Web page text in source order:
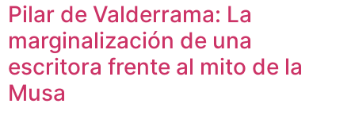
Pilar de Valderrama: La
marginalización de una
escritora frente al mito de la
Musa